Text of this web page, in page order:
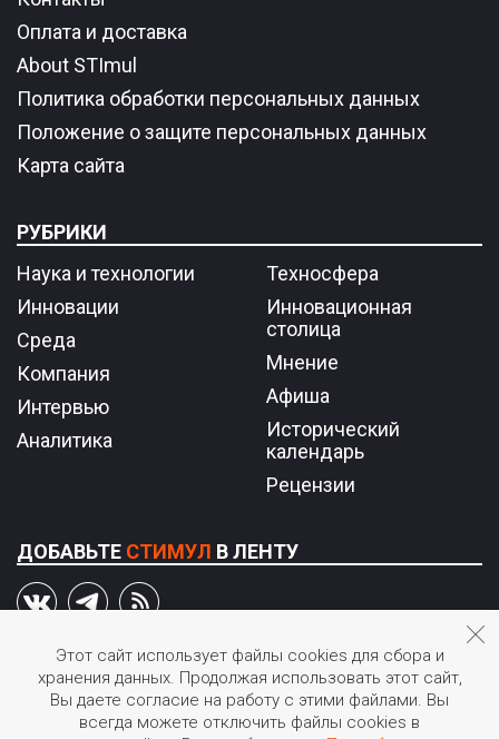
Оплата и доставка
About STImul
Политика обработки персональных данных
Положение о защите персональных данных
Карта сайта
РУБРИКИ
Наука и технологии
Инновации
Среда
Компания
Интервью
Аналитика
Техносфера
Инновационная
столица
Мнение
Афиша
Исторический
календарь
Рецензии
ДОБАВЬТЕ СТИМУЛ В ЛЕНТУ
© 2026 STIмул.
Журнал об инновациях в России.
Перепечатка или иное воспроизведение материалов
Этот сайт использует файлы cookies для сбора и
хранения данных. Продолжая использовать этот сайт,
Вы даете согласие на работу с этими файлами. Вы
всегда можете отключить файлы cookies в